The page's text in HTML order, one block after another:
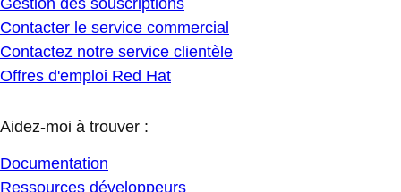
Gestion des souscriptions
Contacter le service commercial
Contactez notre service clientèle
Offres d'emploi Red Hat
Aidez-moi à trouver :
Documentation
Ressources développeurs